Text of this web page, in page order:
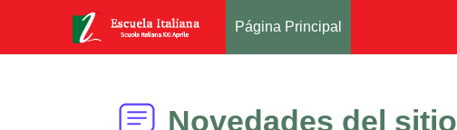
Página Principal
Novedades del sitio